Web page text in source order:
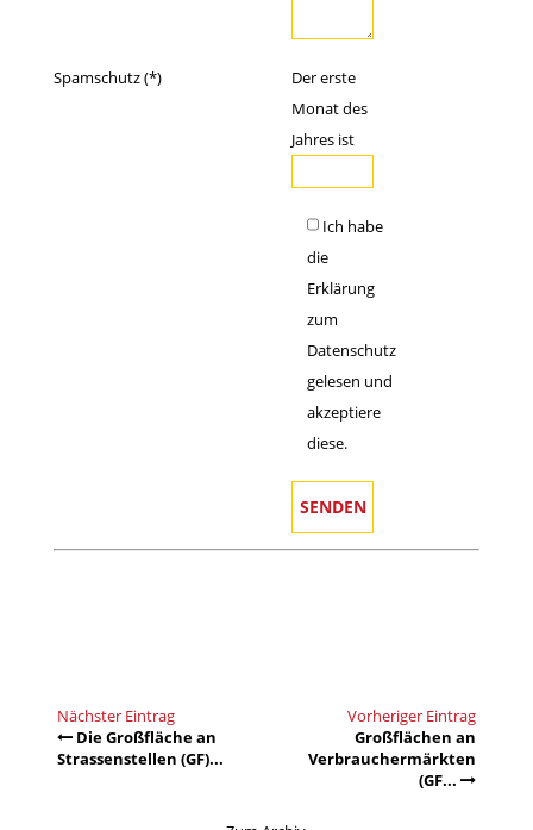
Spamschutz (*)
Der erste
Monat des
Jahres ist
Ich habe
die
Erklärung
zum
Datenschutz
gelesen und
akzeptiere
diese.
Nächster Eintrag
Die Großfläche an
Strassenstellen (GF)...
Vorheriger Eintrag
Großflächen an
Verbrauchermärkten
(GF...